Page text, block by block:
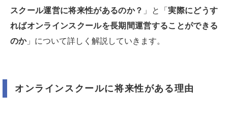
スクール運営に将来性があるのか？ 」と「実際にどうす
ればオンラインスクールを長期間運営することができる
のか」について詳しく解説していきます。
オンラインスクールに将来性がある理由